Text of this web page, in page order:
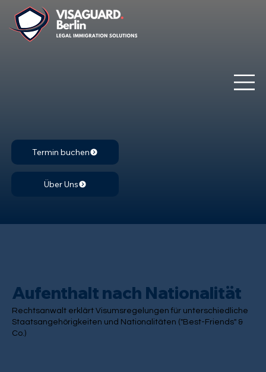
Termin buchen
Über Uns
Aufenthalt nach Nationalität
Rechtsanwalt erklärt Visumsregelungen für unterschiedliche
Staatsangehörigkeiten und Nationalitäten ("Best-Friends" &
Co.)